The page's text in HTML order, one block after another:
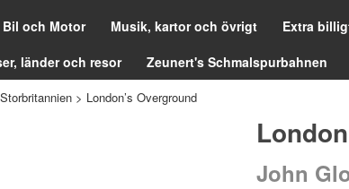
och Motor Musik, kartor och övrigt Extra
länder och resor Zeunert's Schmalspurbahnen
Storbritannien > London’s Overground
John